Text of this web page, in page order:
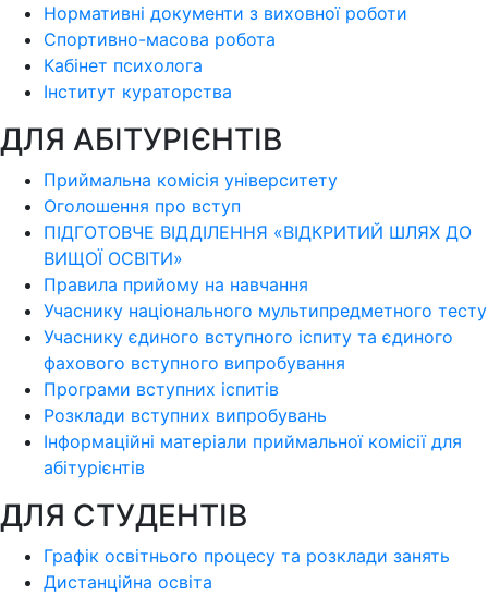
Нормативні документи з виховної роботи
Спортивно-масова робота
Кабінет психолога
Інститут кураторства
ДЛЯ АБІТУРІЄНТІВ
Приймальна комісія університету
Оголошення про вступ
ПІДГОТОВЧЕ ВІДДІЛЕННЯ «ВІДКРИТИЙ ШЛЯХ ДО
ВИЩОЇ ОСВІТИ»
Правила прийому на навчання
Учаснику національного мультипредметного тесту
Учаснику єдиного вступного іспиту та єдиного
фахового вступного випробування
Програми вступних іспитів
Розклади вступних випробувань
Інформаційні матеріали приймальної комісії для
абітурієнтів
ДЛЯ СТУДЕНТІВ
Графік освітнього процесу та розклади занять
Дистанційна освіта